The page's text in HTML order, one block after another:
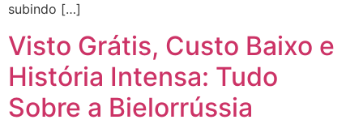
subindo […]
Visto Grátis, Custo Baixo e
História Intensa: Tudo
Sobre a Bielorrússia